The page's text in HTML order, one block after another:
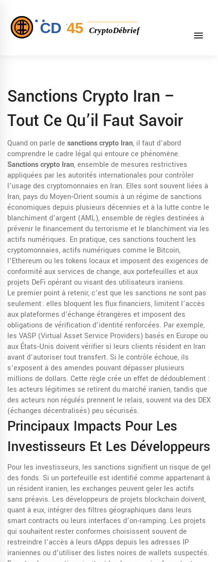
Sanctions Crypto Iran –
Tout Ce Qu’il Faut Savoir
Quand on parle de sanctions crypto Iran, il faut d’abord
comprendre le cadre légal qui entoure ce phénomène.
Sanctions crypto Iran,ensemble de mesures restrictives
appliquées par les autorités internationales pour contrôler
l’usage des cryptomonnaies en Iran. Elles sont souvent liées à
Iran, pays du Moyen‑Orient soumis à un régime de sanctions
économiques depuis plusieurs décennies et à la lutte contre le
blanchiment d’argent (AML),ensemble de règles destinées à
prévenir le financement du terrorisme et le blanchiment via les
actifs numériques. En pratique, ces sanctions touchent les
cryptomonnaies,actifs numériques comme le Bitcoin,
l’Ethereum ou les tokens locauxet imposent des exigences de
conformité aux services de change, aux portefeuilles et aux
projets DeFi opérant ou visant des utilisateurs iraniens.
Le premier point à retenir, c’est que les sanctions ne sont pas
seulement : elles bloquent les flux financiers, limitent l’accès
aux plateformes d’échange étrangères et imposent des
obligations de vérification d’identité renforcées. Par exemple,
les VASP (Virtual Asset Service Providers) basés en Europe ou
aux États‑Unis doivent vérifier si leurs clients résident en Iran
avant d’autoriser tout transfert. Si le contrôle échoue, ils
s’exposent à des amendes pouvant dépasser plusieurs
millions de dollars. Cette règle crée un effet de dédoublement :
les acteurs légitimes se retirent du marché iranien, tandis que
des acteurs non régulés prennent le relais, souvent via des DEX
(échanges décentralisés) peu sécurisés.
Principaux Impacts Pour Les
Investisseurs Et Les Développeurs
Pour les investisseurs, les sanctions signifient un risque de gel
des fonds. Si un portefeuille est identifié comme appartenant à
un résident iranien, les exchanges peuvent geler les actifs
sans préavis. Les développeurs de projets blockchain doivent,
quant à eux, intégrer des filtres géographiques dans leurs
smart contracts ou leurs interfaces d’on‑ramping. Les projets
qui souhaitent rester conformes choisissent souvent de
restreindre l’accès à leurs dApps depuis les adresses IP
iraniennes ou d’utiliser des listes noires de wallets suspectés.